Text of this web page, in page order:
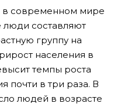
современном мире
люди составляют
группу на
населения в
темпы роста
почти в три раза. В
людей в возрасте